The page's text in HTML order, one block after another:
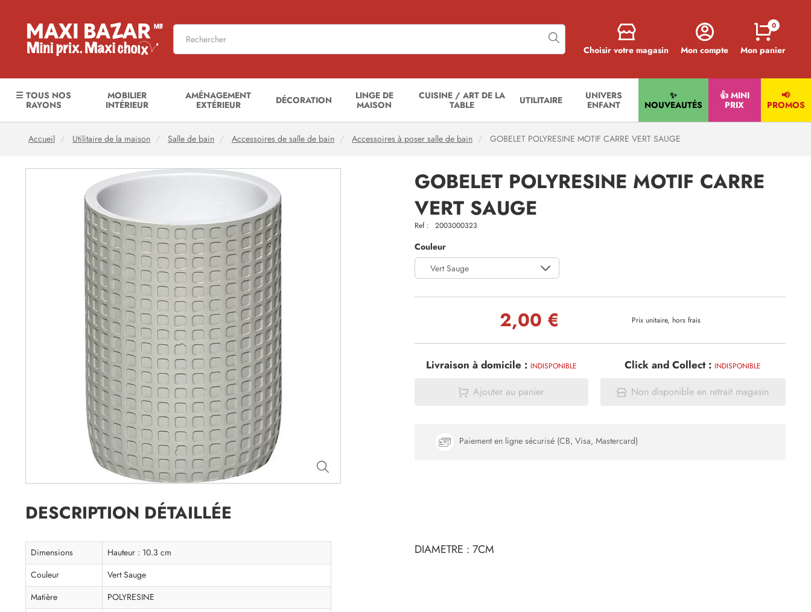
Choisir votre magasin Mon compte Mon panier
0
☰ TOUS NOS
RAYONS
MOBILIER
INTÉRIEUR
AMÉNAGEMENT
EXTÉRIEUR
DÉCORATION
LINGE DE
MAISON
CUISINE / ART DE LA
TABLE
UTILITAIRE
UNIVERS
ENFANT
✨
NOUVEAUTÉS
👍 MINI
PRIX
📢
PROMOS
Accueil Utilitaire de la maison Salle de bain Accessoires de salle de bain Accessoires à poser salle de bain GOBELET POLYRESINE MOTIF CARRE VERT SAUGE
GOBELET POLYRESINE MOTIF CARRE
VERT SAUGE
Ref : 2003000323
Couleur
Vert Sauge
2,00 € Prix unitaire, hors frais
Livraison à domicile : INDISPONIBLE
Ajouter au panier
Click and Collect : INDISPONIBLE
Non disponible en retrait magasin
Paiement en ligne sécurisé (CB, Visa, Mastercard)
DESCRIPTION DÉTAILLÉE
Dimensions
Hauteur : 10.3 cm
Couleur
Vert Sauge
Matière
POLYRESINE
DIAMETRE : 7CM